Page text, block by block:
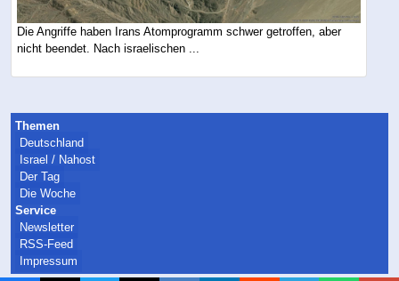
Die Angriffe haben Irans Atomprogramm schwer getroffen, aber
nicht beendet. Nach israelischen ...
Themen
Deutschland
Israel / Nahost
Der Tag
Die Woche
Service
Newsletter
RSS-Feed
Impressum